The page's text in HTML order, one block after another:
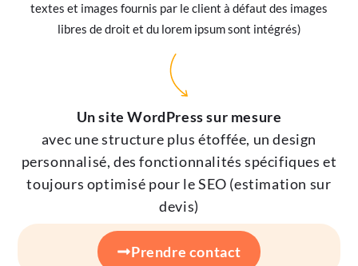
textes et images fournis par le client à défaut des images
libres de droit et du lorem ipsum sont intégrés)
Un site WordPress sur mesure
avec une structure plus étoffée, un design
personnalisé, des fonctionnalités spécifiques et
toujours optimisé pour le SEO (estimation sur
devis)
Prendre contact